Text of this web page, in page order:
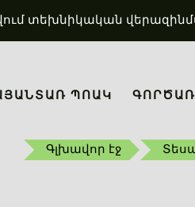
տեխնիկական
ՊՈԱԿ
Գլխավոր էջ